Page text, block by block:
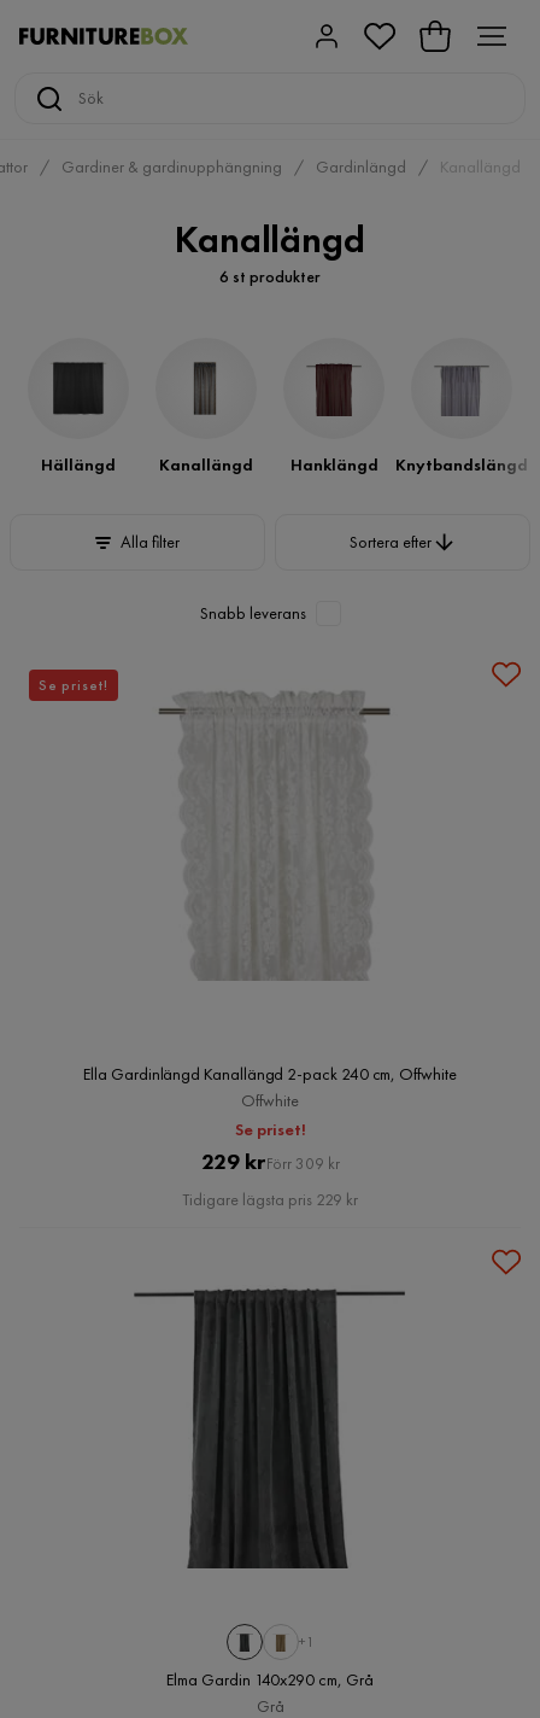
Gardiner & gardinupphängning Gardinlängd Kanallängd
Kanallängd
6 st produkter
Hällängd Kanallängd Hanklängd Knytbandslängd
Alla filter Sortera efter
Snabb leverans
Ella Gardinlängd Kanallängd 2-pack 240 cm, Offwhite
Offwhite
Se priset!
Pris
229 krOriginal
Pris
Förr 309 kr
Tidigare lägsta pris 229 kr
Se priset!
+1
Elma Gardin 140x290 cm, Grå
Grå